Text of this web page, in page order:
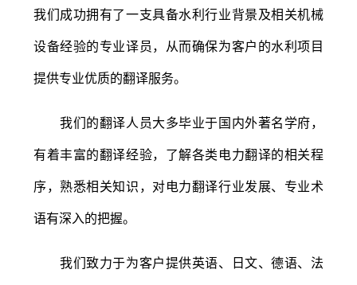
我们成功拥有了一支具备水利行业背景及相关机械
设备经验的专业译员，从而确保为客户的水利项目
提供专业优质的翻译服务。
我们的翻译人员大多毕业于国内外著名学府，
有着丰富的翻译经验，了解各类电力翻译的相关程
序，熟悉相关知识，对电力翻译行业发展、专业术
语有深入的把握。
我们致力于为客户提供英语、日文、德语、法